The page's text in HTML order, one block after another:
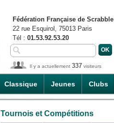
Classique Jeunes Clubs
Fédération Française de Scrabble
22 rue Esquirol, 75013 Paris
Tél : 01.53.92.53.20
Il y a actuellement 337 visiteurs
Tournois et Compétitions